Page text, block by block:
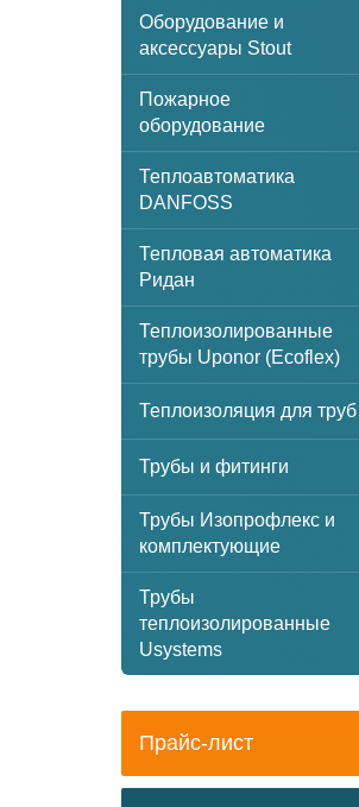
Оборудование и
аксессуары Stout
Пожарное
оборудование
Теплоавтоматика
DANFOSS
Тепловая автоматика
Ридан
Теплоизолированные
трубы Uponor (Ecoflex)
Теплоизоляция для труб
Трубы и фитинги
Трубы Изопрофлекс и
комплектующие
Трубы
теплоизолированные
Usystems
Прайс-лист